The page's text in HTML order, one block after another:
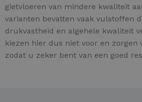
gietvloeren van mindere kwaliteit
varianten bevatten vaak vulstoffen
drukvastheid en algehele kwaliteit
kiezen hier dus niet voor en zorgen
zodat u zeker bent van een goed